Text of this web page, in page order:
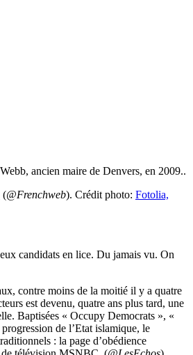
ancien maire de Denvers, en 2009..
(@Frenchweb). Crédit photo: Fotolia,
candidats en lice. Du jamais vu. On
contre moins de la moitié il y a quatre
est devenu, quatre ans plus tard, une
Baptisées « Occupy Democrats », «
de l’Etat islamique, le
: la page d’obédience